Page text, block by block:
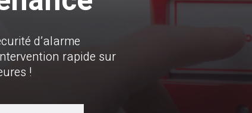
d’alarme
rapide sur
!